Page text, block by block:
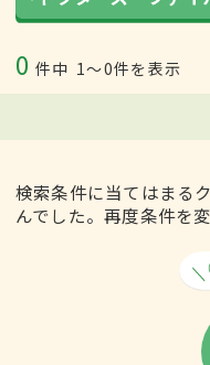
0 件中 1〜0件を表示
検索条件に当てはまる
んでした。再度条件を